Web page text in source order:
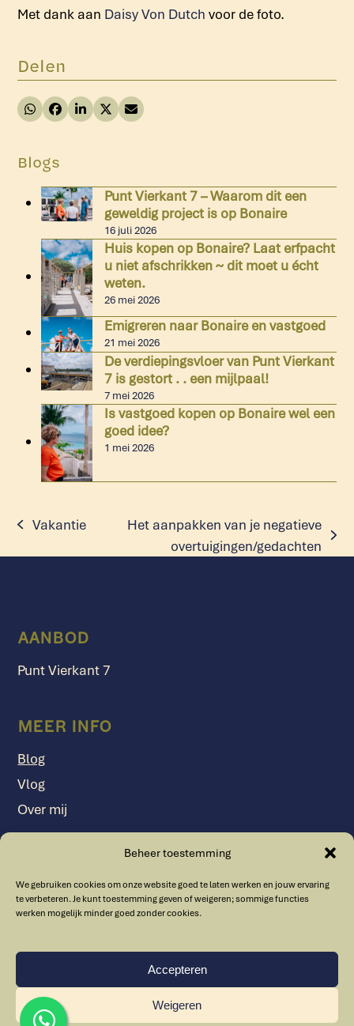
Beheer toestemming
We gebruiken cookies om onze website goed te laten werken en jouw ervaring
te verbeteren. Je kunt toestemming geven of weigeren; sommige functies
werken mogelijk minder goed zonder cookies.
Accepteren
Weigeren
Met dank aan Daisy Von Dutch voor de foto.
Delen
Blogs
Punt Vierkant 7 – Waarom dit een
geweldig project is op Bonaire
16 juli 2026
Huis kopen op Bonaire? Laat erfpacht
u niet afschrikken ~ dit moet u écht
weten.
26 mei 2026
Emigreren naar Bonaire en vastgoed
21 mei 2026
De verdiepingsvloer van Punt Vierkant
7 is gestort . . een mijlpaal!
7 mei 2026
Is vastgoed kopen op Bonaire wel een
goed idee?
1 mei 2026
previous
post:
Vakantie
Het aanpakken van je negatieve
overtuigingen/gedachten
AANBOD
Punt Vierkant 7
MEER INFO
Blog
Vlog
Over mij
VOLG ELSBETH
LinkedIn
YouTube